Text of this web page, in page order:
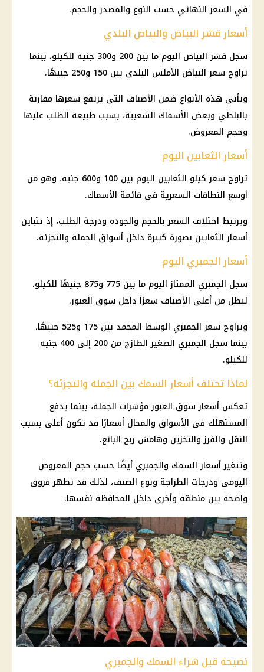
في السعر النهائي حسب النوع والمصدر والحجم.
أسعار قشر البياض والبياض البلدي
سجل قشر البياض اليوم ما بين 200 و300 جنيه للكيلو، بينما
تراوح سعر البياض الأملس البلدي بين 150 و250 جنيهًا.
وتأتي هذه الأنواع ضمن الأصناف التي يرتفع سعرها مقارنة
بالبلطي وبعض الأسماك الشعبية، بسبب طبيعة الطلب عليها
وحجم المعروض.
أسعار الثعابين اليوم
تراوح سعر كيلو الثعابين اليوم بين 100 و600 جنيه، وهو من
أوسع النطاقات السعرية في قائمة الأسماك.
ويرتبط اختلاف السعر بالحجم والجودة ودرجة الطلب، إذ تتباين
أسعار الثعابين بصورة كبيرة داخل أسواق الجملة والتجزئة.
أسعار الجمبري اليوم
سجل الجمبري الممتاز اليوم ما بين 775 و875 جنيهًا للكيلو،
ليظل من أعلى الأصناف سعرًا داخل سوق العبور.
وتراوح سعر الجمبري
الوسط المجمد بين 175 و525 جنيهًا،
بينما سجل الجمبري الصغير الطازج من 200 إلى 400 جنيه
للكيلو.
لماذا تختلف أسعار السمك بين الجملة والتجزئة؟
تعكس أسعارسوق العبورمؤشرات الجملة، بينما يدفع
المستهلك في الأسواق والمحال أسعارًا قد تكون أعلى بسبب
النقل والفرز والتخزين وهامش ربح البائع.
وتتغيرأسعار السمك والجمبري أيضًا حسب حجم المعروض
اليومي ودرجات الطزاجة ونوع الصنف، لذلك قد تظهر فروق
واضحة بين منطقة وأخرى داخل المحافظة نفسها.
نصيحة قبل شراء السمك والجمبري